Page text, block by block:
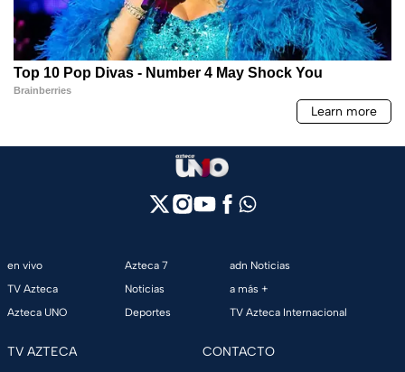
en vivo
TV Azteca
Azteca UNO
Azteca 7
Noticias
Deportes
adn Noticias
a más +
TV Azteca Internacional
TV AZTECA CONTACTO